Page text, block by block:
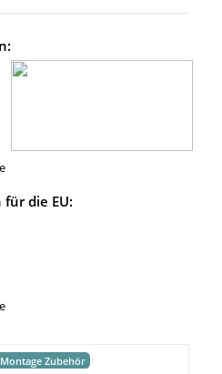
die EU:
Montage Zubehör